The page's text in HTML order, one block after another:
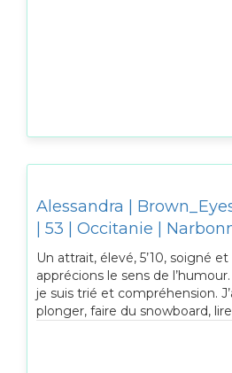
Alessandra |
| 53 | Occitanie |
Un attrait, élevé, 5’10, soigné
apprécions le sens de
je suis trié et compréhension.
plonger, faire du snowboard,